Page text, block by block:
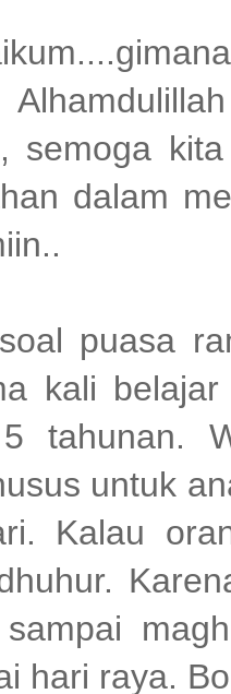
semoga
dalam
puasa
kali
tahunan.
untuk
Kalau
hari raya.